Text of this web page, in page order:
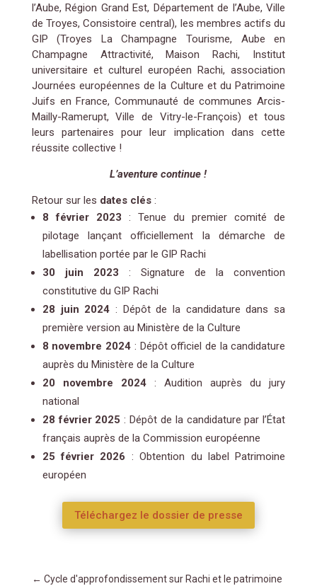
l’Aube, Région Grand Est, Département de l’Aube, Ville
de Troyes, Consistoire central), les membres actifs du
GIP (Troyes La Champagne Tourisme, Aube en
Champagne Attractivité, Maison Rachi, Institut
universitaire et culturel européen Rachi, association
Journées européennes de la Culture et du Patrimoine
Juifs en France, Communauté de communes Arcis-
Mailly-Ramerupt, Ville de Vitry-le-François) et tous
leurs partenaires pour leur implication dans cette
réussite collective !
L’aventure continue !
Retour sur les dates clés:
8 février 2023 : Tenue du premier comité de
pilotage lançant officiellement la démarche de
labellisation portée par le GIP Rachi
30 juin 2023 : Signature de la convention
constitutive du GIP Rachi
28 juin 2024 : Dépôt de la candidature dans sa
première version au Ministère de la Culture
8 novembre 2024 : Dépôt officiel de la candidature
auprès du Ministère de la Culture
20 novembre 2024: Audition auprès du jury
national
28 février 2025 : Dépôt de la candidature par l’État
français auprès de la Commission européenne
25 février 2026 : Obtention du label Patrimoine
européen
Téléchargez le dossier de presse
← Cycle d'approfondissement sur Rachi et le patrimoine